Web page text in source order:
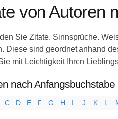
von Autoren
Sie Zitate, Sinnsprüche,
Diese sind geordnet anhand
mit Leichtigkeit Ihren
nach Anfangsbuchstabe
C D E F G H I J K L